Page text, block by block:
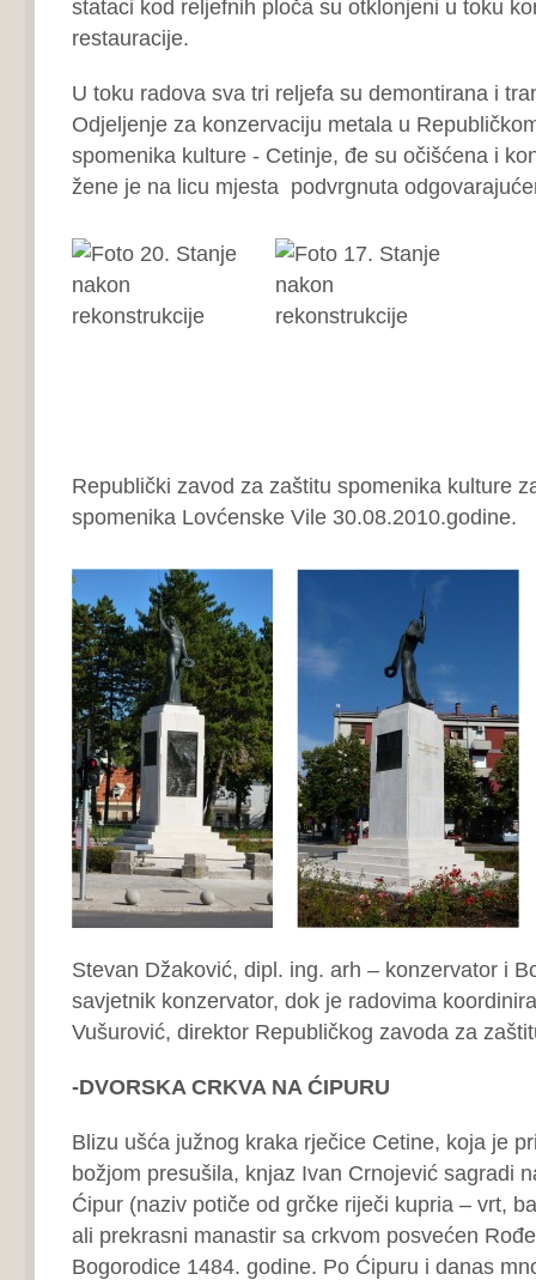
stataci kod reljefnih ploča su otklonjeni u toku
restauracije.
U toku radova sva tri reljefa su demontirana i
Odjeljenje za konzervaciju metala u
spomenika kulture ‐ Cetinje, đe su očišćena i
žene je na licu mjesta podvrgnuta
Republički zavod za zaštitu spomenika kulture
spomenika Lovćenske Vile 30.08.2010.godine.
Stevan Džaković, dipl. ing. arh – konzervator i
savjetnik konzervator, dok je radovima
Vušurović, direktor Republičkog zavoda za
-DVORSKA CRKVA NA ĆIPURU
Blizu ušća južnog kraka rječice Cetine, koja je
božjom presušila, knjaz Ivan Crnojević sagradi
Ćipur (naziv potiče od grčke riječi kupria – vrt,
ali prekrasni manastir sa crkvom posvećen
Bogorodice 1484. godine. Po Ćipuru i danas